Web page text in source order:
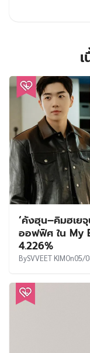
‘คังฮุน–คิมฮเย
ออฟฟิศ ใน My
4.226%
BySVVEET KIMOn05/